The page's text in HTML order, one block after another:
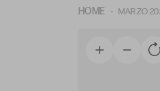
HOME MARZO